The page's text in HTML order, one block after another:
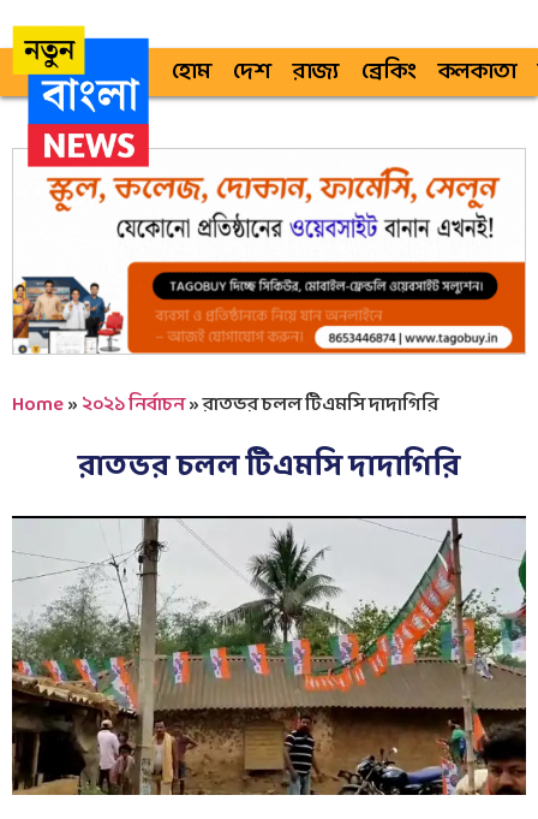
হোম দেশ রাজ্য ব্রেকিং কলকাতা
Home»২০২১ নির্বাচন»রাতভর চলল টিএমসি দাদাগিরি
রাতভর চলল টিএমসি দাদাগিরি